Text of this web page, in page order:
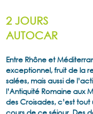
2 JOURS
AUTOCAR
Entre Rhône et
exceptionnel, fruit de la
salées, mais aussi de
l’Antiquité Romaine aux
des Croisades, c’est